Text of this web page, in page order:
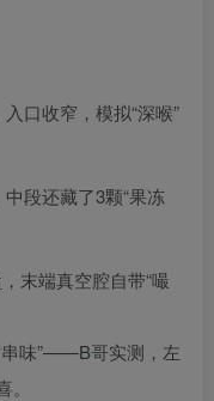
口收窄，模拟“深喉”
段还藏了3颗“果冻
末端真空腔自带“嘬
串味”——B哥实测，左